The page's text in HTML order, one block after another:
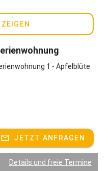
1 - Apfelblüte
JETZT ANFRAGEN
Details und freie Termine